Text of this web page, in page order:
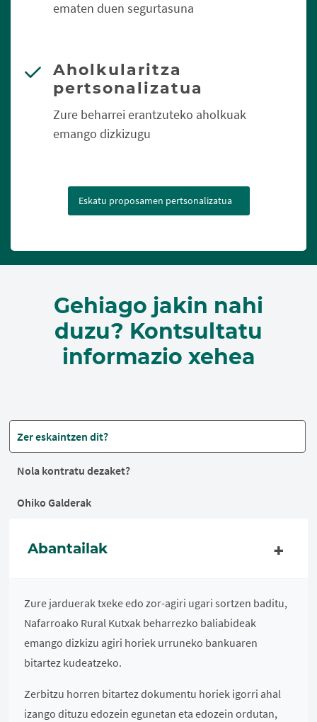
ematen duen segurtasuna
Aholkularitza
pertsonalizatua
Zure beharrei erantzuteko aholkuak
emango dizkizugu
Eskatu proposamen pertsonalizatua
Gehiago jakin nahi
duzu? Kontsultatu
informazio xehea
Zer eskaintzen dit?
Nola kontratu dezaket?
Ohiko Galderak
Abantailak
Zure jarduerak txeke edo zor-agiri ugari sortzen baditu,
Nafarroako Rural Kutxak beharrezko baliabideak
emango dizkizu agiri horiek urruneko bankuaren
bitartez kudeatzeko.
Zerbitzu horren bitartez dokumentu horiek igorri ahal
izango dituzu edozein egunetan eta edozein ordutan,